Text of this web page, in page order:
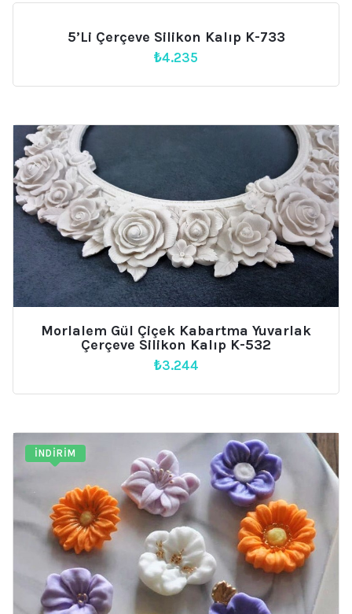
5’li Çerçeve Silikon Kalıp K-733
₺4.235
Morlalem Gül Çiçek Kabartma Yuvarlak
Çerçeve Silikon Kalıp K-532
₺3.244
İNDIRIM